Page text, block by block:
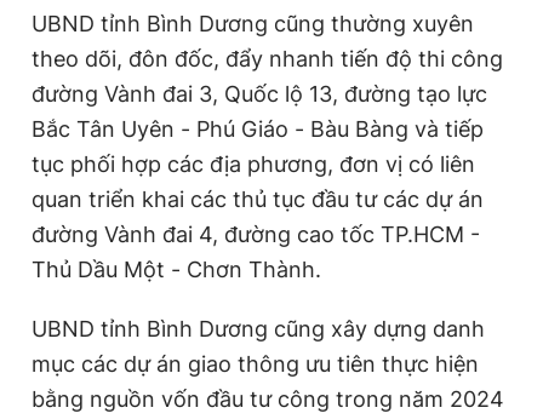
UBND tỉnh Bình Dương cũng thường xuyên
theo dõi, đôn đốc, đẩy nhanh tiến độ thi công
đường Vành đai 3, Quốc lộ 13, đường tạo lực
Bắc Tân Uyên - Phú Giáo - Bàu Bàng và tiếp
tục phối hợp các địa phương, đơn vị có liên
quan triển khai các thủ tục đầu tư các dự án
đường Vành đai 4, đường cao tốc TP.HCM -
Thủ Dầu Một - Chơn Thành.
UBND tỉnh Bình Dương cũng xây dựng danh
mục các dự án giao thông ưu tiên thực hiện
bằng nguồn vốn đầu tư công trong năm 2024